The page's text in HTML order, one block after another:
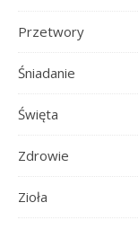
Przetwory
Śniadanie
Święta
Zdrowie
Zioła